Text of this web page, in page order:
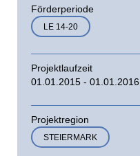
Förderperiode
LE 14-20
Projektlaufzeit
01.01.2015 - 01.01.2016
Projektregion
STEIERMARK